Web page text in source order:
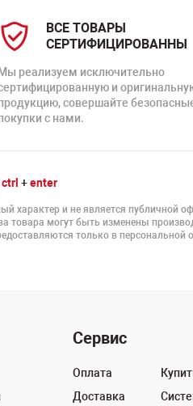
ВСЕ ТОВАРЫ
СЕРТИФИЦИРОВАННЫ
Мы реализуем исключительно
и
совершайте
с нами.
ctrl +enter
характер и не является публичной
товара могут быть изменены
только в персональной
Сервис
Оплата
Доставка